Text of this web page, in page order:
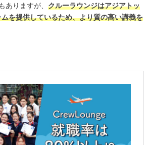
ありますが、 クルーラウンジはアジアトッ
を提供しているため、より質の高い講義を